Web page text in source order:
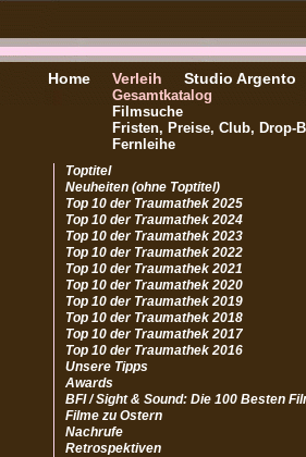
Home Verleih
Gesamtkatalog
Filmsuche
Fristen, Preise, Club, Drop-
Fernleihe
Studio Argento
Toptitel
Neuheiten (ohne Toptitel)
Top 10 der Traumathek 2025
Top 10 der Traumathek 2024
Top 10 der Traumathek 2023
Top 10 der Traumathek 2022
Top 10 der Traumathek 2021
Top 10 der Traumathek 2020
Top 10 der Traumathek 2019
Top 10 der Traumathek 2018
Top 10 der Traumathek 2017
Top 10 der Traumathek 2016
Unsere Tipps
Awards
BFI / Sight & Sound: Die 100 Besten
Filme zu Ostern
Nachrufe
Retrospektiven